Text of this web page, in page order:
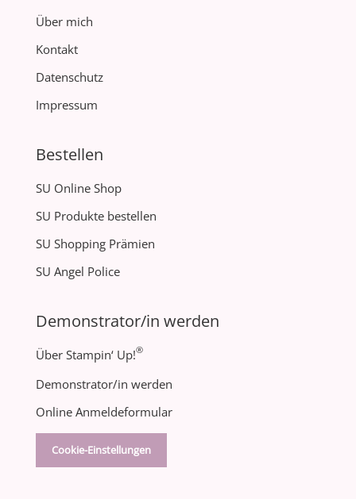
Über mich
Kontakt
Datenschutz
Impressum
Bestellen
SU Online Shop
SU Produkte bestellen
SU Shopping Prämien
SU Angel Police
Demonstrator/in werden
Über Stampin‘ Up!®
Demonstrator/in werden
Online Anmeldeformular
Cookie-Einstellungen